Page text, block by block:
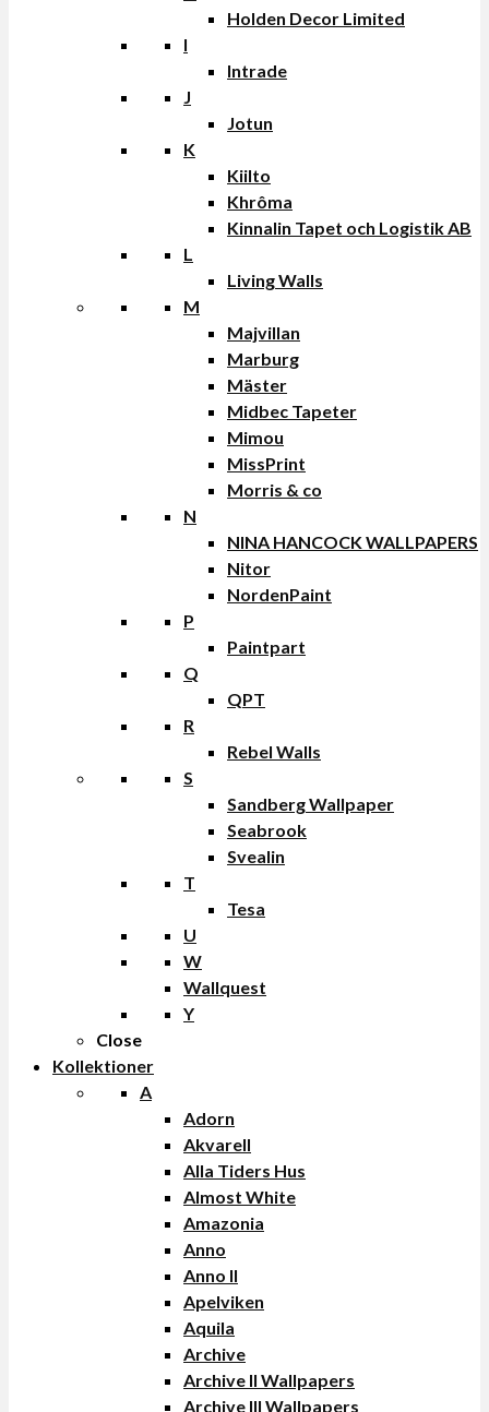
Holden Decor Limited
I
Intrade
J
Jotun
K
Kiilto
Khrôma
Kinnalin Tapet och Logistik AB
L
Living Walls
M
Majvillan
Marburg
Mäster
Midbec Tapeter
Mimou
MissPrint
Morris & co
N
NINA HANCOCK WALLPAPERS
Nitor
NordenPaint
P
Paintpart
Q
QPT
R
Rebel Walls
S
Sandberg Wallpaper
Seabrook
Svealin
T
Tesa
U
W
Wallquest
Y
Close
Kollektioner
A
Adorn
Akvarell
Alla Tiders Hus
Almost White
Amazonia
Anno
Anno II
Apelviken
Aquila
Archive
Archive II Wallpapers
Archive III Wallpapers